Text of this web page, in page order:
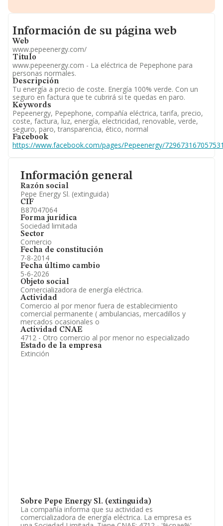
Información general
Razón social
Pepe Energy Sl. (extinguida)
CIF
B87047064
Forma jurídica
Sociedad limitada
Sector
Comercio
Fecha de constitución
7-8-2014
Fecha último cambio
5-6-2026
Objeto social
Comercializadora de energía eléctrica.
Actividad
Comercio al por menor fuera de establecimiento
comercial permanente ( ambulancias, mercadillos y
mercados ocasionales o
Actividad CNAE
4712 - Otro comercio al por menor no especializado
Estado de la empresa
Extinción
Sobre Pepe Energy Sl. (extinguida)
La compañía informa que su actividad es
comercializadora de energía eléctrica. La empresa es
Información oficial y registral complementaria.
Informacion de su página web
Información de su página web
Web
www.pepeenergy.com/
Titulo
www.pepeenergy.com - La eléctrica de Pepephone para
personas normales.
Descripción
Tu energía a precio de coste. Energía 100% verde. Con un
seguro en factura que te cubrirá si te quedas en paro.
Keywords
Pepeenergy, Pepephone, compañía eléctrica, tarifa, precio,
coste, factura, luz, energía, electricidad, renovable, verde,
seguro, paro, transparencia, ético, normal
Facebook
https://www.facebook.com/pages/Pepeenergy/